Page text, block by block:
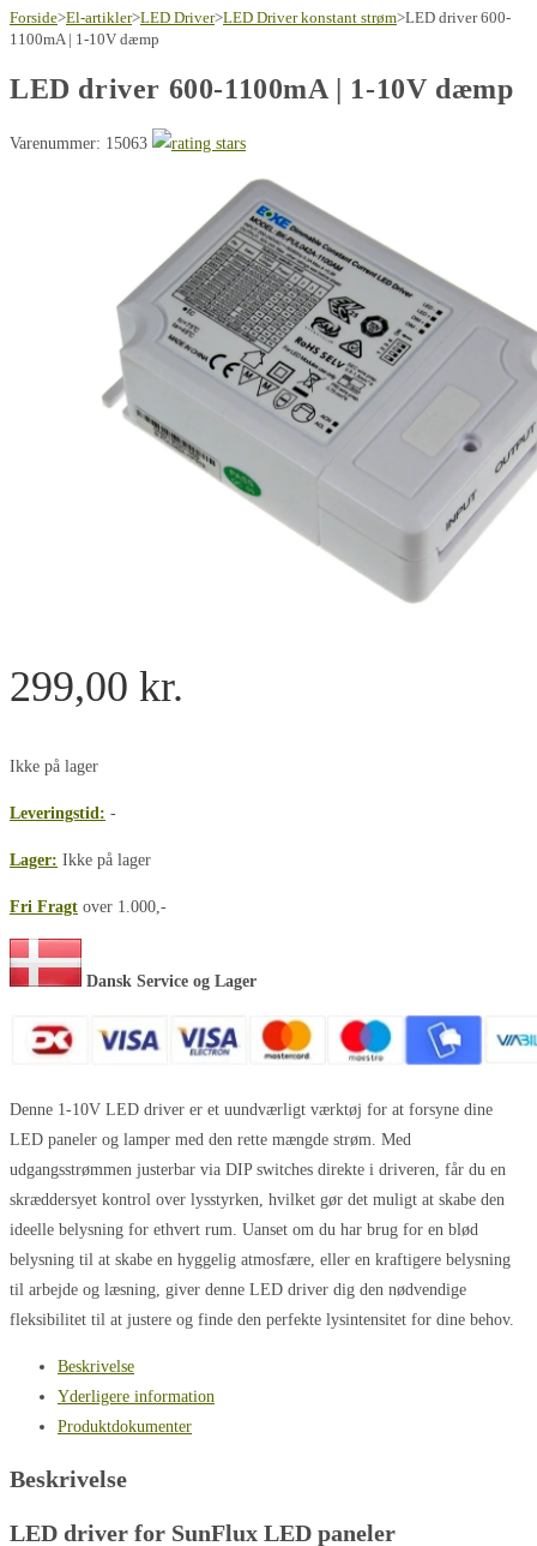
Forside>El-artikler>LED Driver>LED Driver konstant strøm>LED driver 600-
1100mA | 1-10V dæmp
LED driver 600-1100mA | 1-10V dæmp
Varenummer: 15063
299,00 kr.
Ikke på lager
Leveringstid: -
Lager: Ikke på lager
Fri Fragt over 1.000,-
Dansk Service og Lager
Denne 1-10V LED driver er et uundværligt værktøj for at forsyne dine
LED paneler og lamper med den rette mængde strøm. Med
udgangsstrømmen justerbar via DIP switches direkte i driveren, får du en
skræddersyet kontrol over lysstyrken, hvilket gør det muligt at skabe den
ideelle belysning for ethvert rum. Uanset om du har brug for en blød
belysning til at skabe en hyggelig atmosfære, eller en kraftigere belysning
til arbejde og læsning, giver denne LED driver dig den nødvendige
fleksibilitet til at justere og finde den perfekte lysintensitet for dine behov.
Beskrivelse
Yderligere information
Produktdokumenter
Beskrivelse
LED driver for SunFlux LED paneler